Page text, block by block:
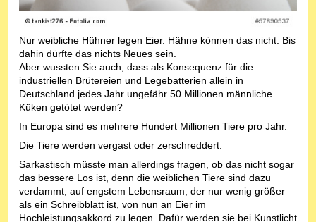
Nur weibliche Hühner legen Eier. Hähne können das nicht. Bis
dahin dürfte das nichts Neues sein.
Aber wussten Sie auch, dass als Konsequenz für die
industriellen Brütereien und Legebatterien allein in
Deutschland jedes Jahr ungefähr 50 Millionen männliche
Küken getötet werden?
In Europa sind es mehrere Hundert Millionen Tiere pro Jahr.
Die Tiere werden vergast oder zerschreddert.
Sarkastisch müsste man allerdings fragen, ob das nicht sogar
das bessere Los ist, denn die weiblichen Tiere sind dazu
verdammt, auf engstem Lebensraum, der nur wenig größer
als ein Schreibblatt ist, von nun an Eier im
Hochleistungsakkord zu legen. Dafür werden sie bei Kunstlicht